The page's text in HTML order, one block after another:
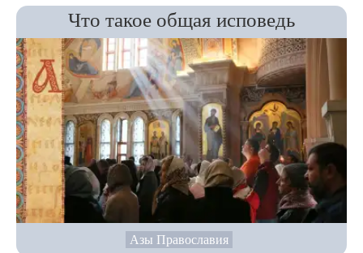
Что такое общая исповедь
Азы Православия